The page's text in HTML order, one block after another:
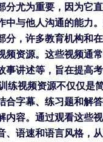
分尤为重要，因为它
中与他人沟通的能力
分，许多教育机构和
频资源。这些视频通
事讲述等，旨在提高
练视频资源不仅仅是
合字幕、练习题和解
内容。通过观看这些
、语速和语言风格，